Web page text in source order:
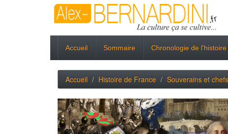
Accueil Sommaire Chronologie de
Accueil Histoire de France Souverains et